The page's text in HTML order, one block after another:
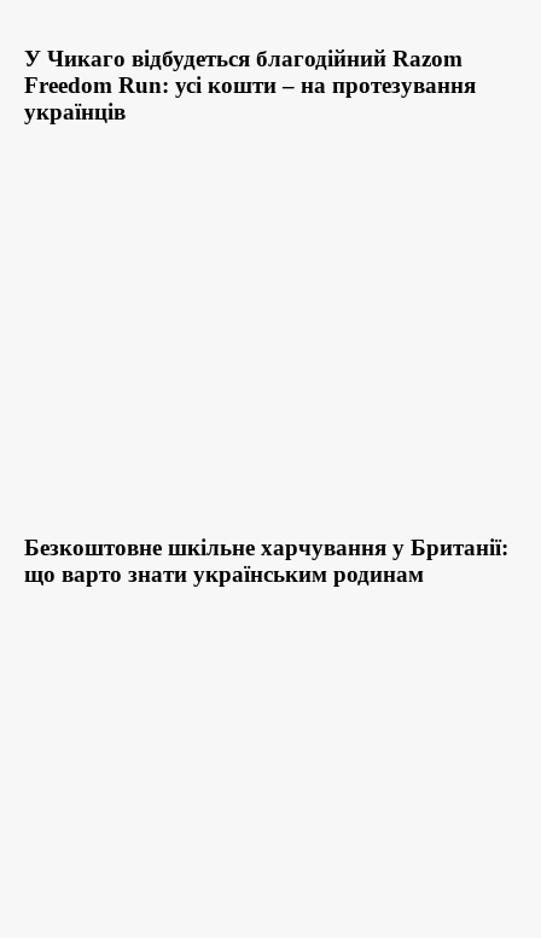
У Чикаго відбудеться благодійний Razom
Freedom Run: усі кошти – на протезування
українців
Безкоштовне шкільне харчування у Британії:
що варто знати українським родинам